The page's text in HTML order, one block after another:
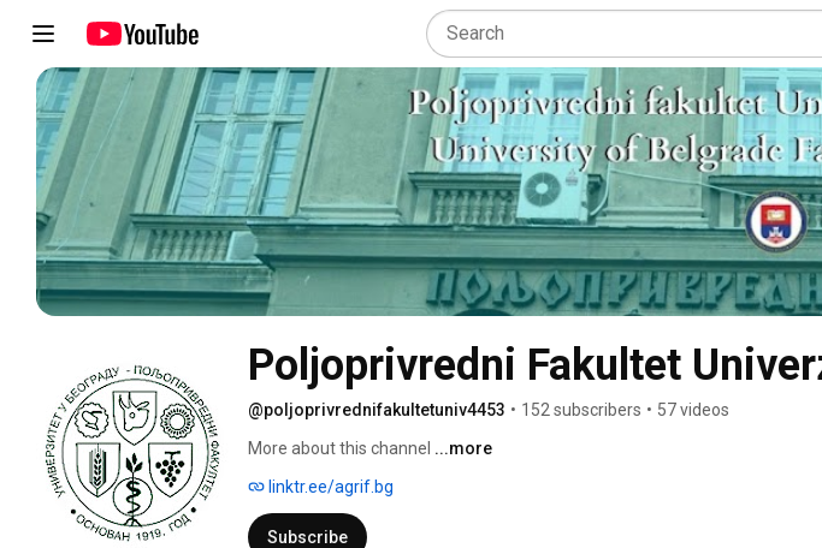
Poljoprivredni Fakultet
@poljoprivrednifakultetuniv4453 • 152 subscribers • 57 videos
More about this channel ...more
linktr.ee/agrif.bg
Subscribe